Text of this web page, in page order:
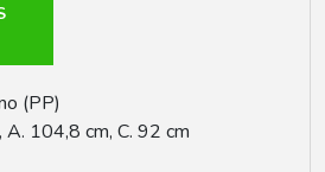
(PP)
104,8 cm, C. 92 cm